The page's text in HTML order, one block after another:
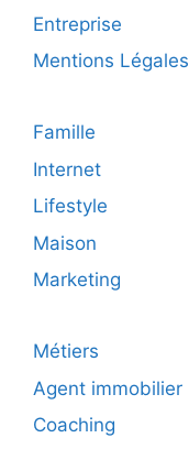
Entreprise
Mentions Légales
Famille
Internet
Lifestyle
Maison
Marketing
Métiers
Agent immobilier
Coaching